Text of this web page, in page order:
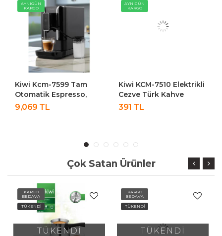
AYNIGÜN
KARGO
Kiwi Kcm-7599 Tam
Otomatik Espresso,
Lungo, Latte,
Cappuccino Kahve
9,069 TL
AYNIGÜN
KARGO
Kiwi KCM-7510 Elektrikli
Cezve Türk Kahve
Makinesi Mor
391 TL
Çok Satan Ürünler
KARGO
BEDAVA
TÜKENDİ
TÜKENDİ
KARGO
BEDAVA
TÜKENDİ
TÜKENDİ